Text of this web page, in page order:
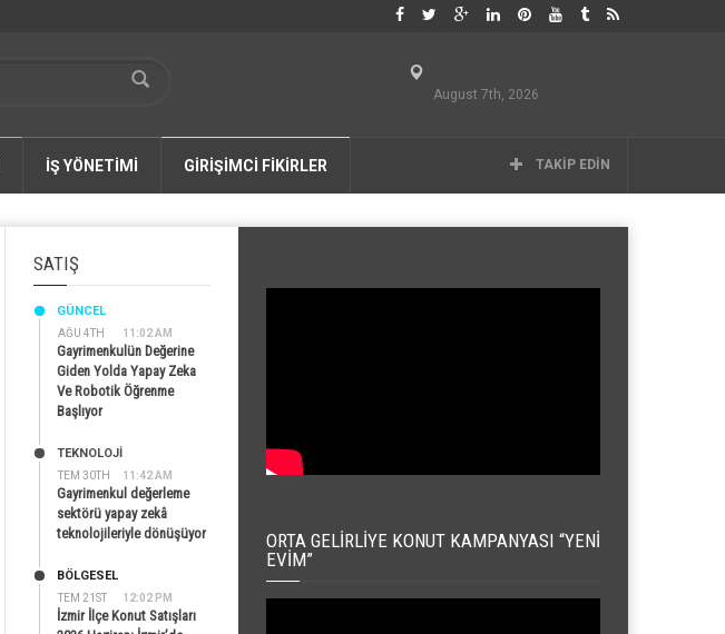
August 7th, 2026
İŞ YÖNETİMİ GİRİŞİMCİ FİKİRLER TAKIP EDIN
SATIŞ
AĞU 4TH 11:02 AM
GÜNCEL
Gayrimenkulün Değerine
Giden Yolda Yapay Zeka
Ve Robotik Öğrenme
Başlıyor
TEM 30TH 11:42 AM
TEKNOLOJİ
Gayrimenkul değerleme
sektörü yapay zekâ
teknolojileriyle dönüşüyor
TEM 21ST 12:02 PM
BÖLGESEL
İzmir İlçe Konut Satışları
ORTA GELIRLIYE KONUT KAMPANYASI “YENI
EVIM”